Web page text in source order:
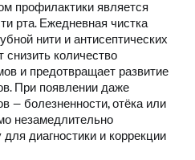
профилактики является
рта. Ежедневная чистка
нити и антисептических
снизить количество
и предотвращает развитие
При появлении даже
— болезненности, отёка или
незамедлительно
диагностики и коррекции